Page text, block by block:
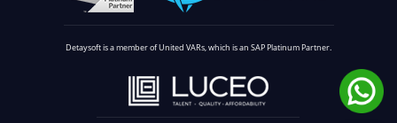
Detaysoft is a member of United VARs, which is an SAP Platinum Partner.